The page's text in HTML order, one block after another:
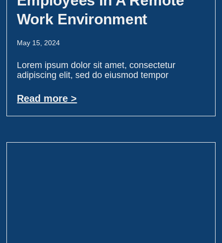
Work Environment
May 15, 2024
Lorem ipsum dolor sit amet, consectetur
adipiscing elit, sed do eiusmod tempor
Read more >